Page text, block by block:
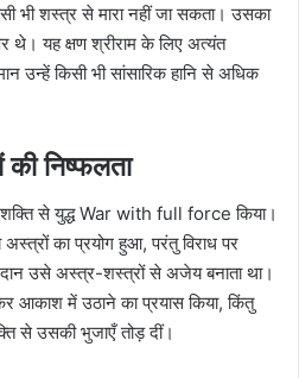
भी शस्त्र से मारा नहीं जा सकता। उसका
थे। यह क्षण श्रीराम के लिए अत्यंत
उन्हें किसी भी सांसारिक हानि से अधिक
निष्फलता
शक्ति से युद्ध War with full force किया।
का प्रयोग हुआ, परंतु विराध पर
उसे अस्त्र-शस्त्रों से अजेय बनाता था।
आकाश में उठाने का प्रयास किया, किंतु
से उसकी भुजाएँ तोड़ दीं।